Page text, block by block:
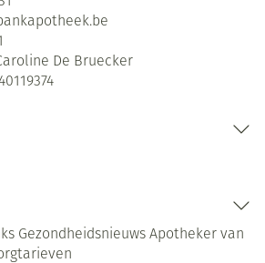
De Bruecker
Gezondheidsnieuws Apotheker van